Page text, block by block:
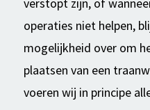
operaties niet helpen,
mogelijkheid over om
plaatsen van een
voeren wij in principe